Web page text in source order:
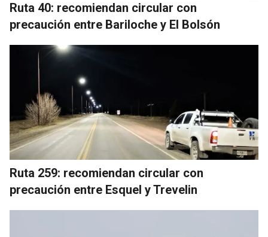
Ruta 40: recomiendan circular con
precaución entre Bariloche y El Bolsón
Ruta 259: recomiendan circular con
precaución entre Esquel y Trevelin